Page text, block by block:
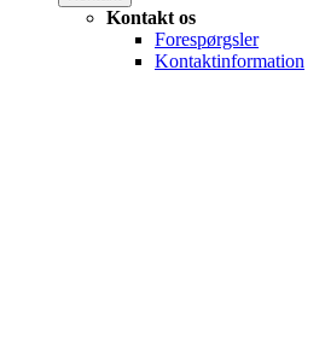
Kontakt os
Forespørgsler
Kontaktinformation